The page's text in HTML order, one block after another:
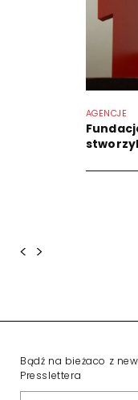
AGENCJE
< >
Bądź na bieżaco z
Presslettera